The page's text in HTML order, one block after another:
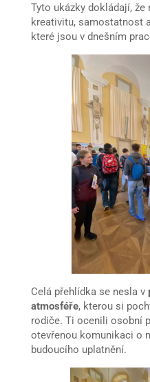
Tyto ukázky dokládají, že
kreativitu, samostatnost
které jsou v dnešním
Celá přehlídka se nesla v
atmosféře, kterou si
rodiče. Ti ocenili osobní
otevřenou komunikaci o
budoucího uplatnění.